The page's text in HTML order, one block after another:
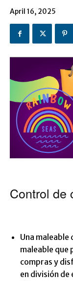
April 16, 2025
Control de
Una maleable
maleable que
compras y
en división de